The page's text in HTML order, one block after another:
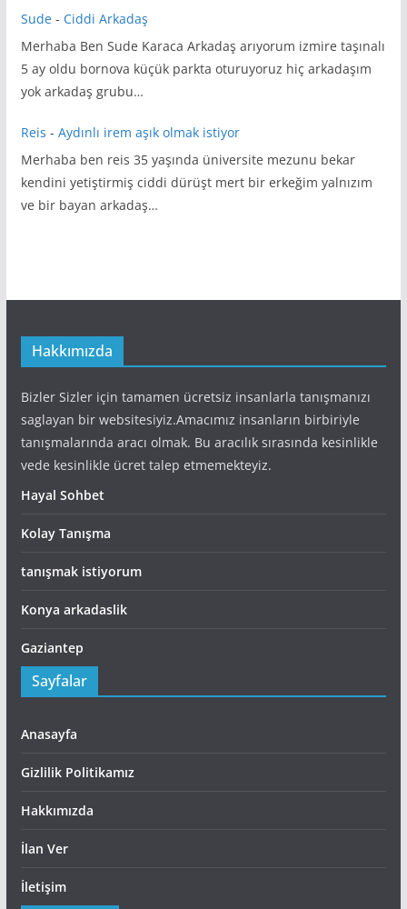
Sude- Ciddi Arkadaş
Merhaba Ben Sude Karaca Arkadaş arıyorum izmire taşınalı
5 ay oldu bornova küçük parkta oturuyoruz hiç arkadaşım
yok arkadaş grubu…
Reis - Aydınlı irem aşık olmak istiyor
Merhaba ben reis 35 yaşında üniversite mezunu bekar
kendini yetiştirmiş ciddi dürüşt mert bir erkeğim yalnızım
ve bir bayan arkadaş…
Hakkımızda
Bizler Sizler için tamamen ücretsiz insanlarla tanışmanızı
saglayan bir websitesiyiz.Amacımız insanların birbiriyle
tanışmalarında aracı olmak. Bu aracılık sırasında kesinlikle
vede kesinlikle ücret talep etmemekteyiz.
Hayal Sohbet
Kolay Tanışma
tanışmak istiyorum
Konya arkadaslik
Gaziantep
Sayfalar
Anasayfa
Gizlilik Politikamız
Hakkımızda
İlan Ver
İletişim